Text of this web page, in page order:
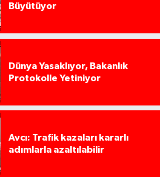
Büyütüyor
Dünya Yasaklıyor, Bakanlık
Protokolle Yetiniyor
Avcı: Trafik kazaları kararlı
adımlarla azaltılabilir